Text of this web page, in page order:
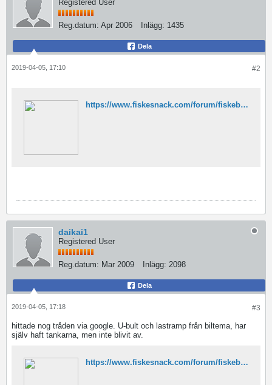
Registered User
Reg.datum: Apr 2006 Inlägg: 1435
Dela
#2
2019-04-05, 17:10
https://www.fiskesnack.com/forum/fiskeb%C3%A5tar-och-fiskekajaker/trailers/141751-hemgjord-g%C3%A5ngramp-p%C3%A5-eu-trailer
daikai1
Registered User
Reg.datum: Mar 2009 Inlägg: 2098
Dela
#3
2019-04-05, 17:18
hittade nog tråden via google. U-bult och lastramp från biltema, har
själv haft tankarna, men inte blivit av.
https://www.fiskesnack.com/forum/fiskeb%C3%A5tar-och-fiskekajaker/trailers/141751-hemgjord-g%C3%A5ngramp-p%C3%A5-eu-trailer